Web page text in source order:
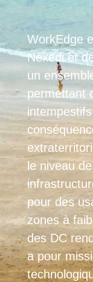
WorkEdge
Nexedi et
un
permettant
le niveau
pour des
zones à
des DC
a pour